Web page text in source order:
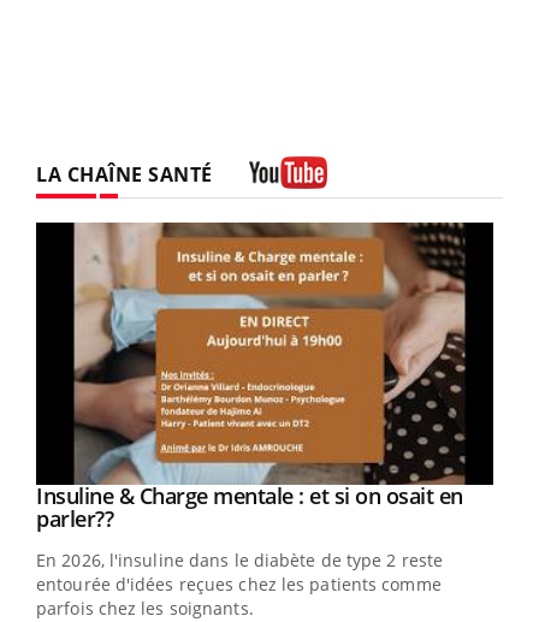
LA CHAÎNE SANTÉ
Youtube
Insuline & Charge mentale : et si on osait en
parler??Youtube
En 2026, l'insuline dans le diabète de type 2 reste
entourée d'idées reçues chez les patients comme
parfois chez les soignants.